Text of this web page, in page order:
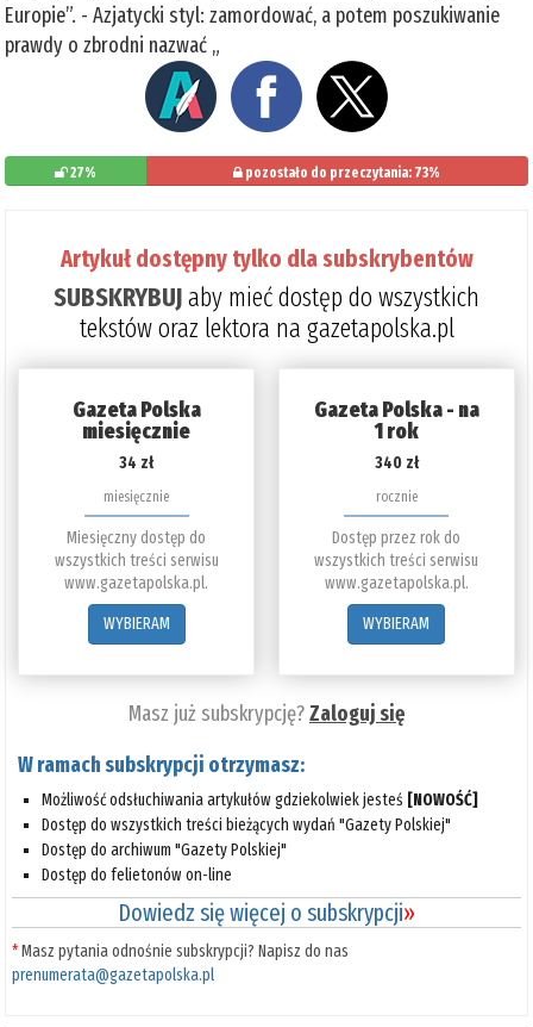
Europie”. - Azjatycki styl: zamordować, a potem poszukiwanie
prawdy o zbrodni nazwać „
27% pozostało do przeczytania: 73%
Artykuł dostępny tylko dla subskrybentów
SUBSKRYBUJaby mieć dostęp do wszystkich
tekstów oraz lektora na gazetapolska.pl
Gazeta Polska
miesięcznie
34 zł
miesięcznie
Miesięczny dostęp do
wszystkich treści serwisu
www.gazetapolska.pl.
WYBIERAM
Gazeta Polska - na
1 rok
340 zł
rocznie
Dostęp przez rok do
wszystkich treści serwisu
www.gazetapolska.pl.
WYBIERAM
Masz już subskrypcję?Zaloguj się
W ramach subskrypcji otrzymasz:
Możliwość odsłuchiwania artykułów gdziekolwiek jesteś [NOWOŚĆ]
Dostęp do wszystkich treści bieżących wydań "Gazety Polskiej"
Dostęp do archiwum "Gazety Polskiej"
Dostęp do felietonów on-line
Dowiedz się więcej o subskrypcji»
*Masz pytania odnośnie subskrypcji? Napisz do nas
prenumerata@gazetapolska.pl